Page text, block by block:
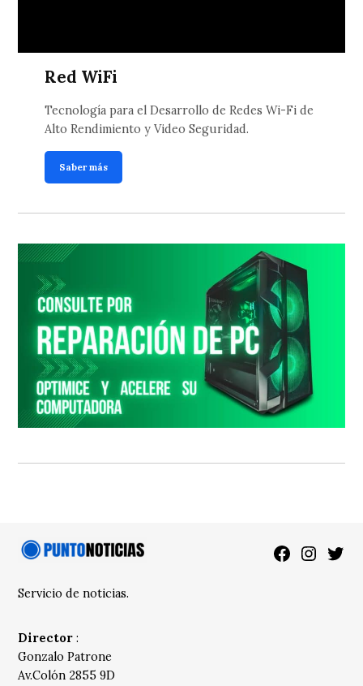
Red WiFi
Tecnología para el Desarrollo de Redes Wi-Fi de
Alto Rendimiento y Video Seguridad.
Saber más
Facebook
Servicio de noticias.
Director :
Gonzalo Patrone
Av.Colón 2855 9D